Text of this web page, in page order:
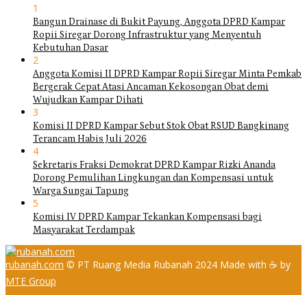
1
Bangun Drainase di Bukit Payung, Anggota DPRD Kampar
Ropii Siregar Dorong Infrastruktur yang Menyentuh
Kebutuhan Dasar
2
Anggota Komisi II DPRD Kampar Ropii Siregar Minta Pemkab
Bergerak Cepat Atasi Ancaman Kekosongan Obat demi
Wujudkan Kampar Dihati
3
Komisi II DPRD Kampar Sebut Stok Obat RSUD Bangkinang
Terancam Habis Juli 2026
4
Sekretaris Fraksi Demokrat DPRD Kampar Rizki Ananda
Dorong Pemulihan Lingkungan dan Kompensasi untuk
Warga Sungai Tapung
5
Komisi IV DPRD Kampar Tekankan Kompensasi bagi
Masyarakat Terdampak
rubanah.com © PT Ruang Media Rubanah 2024 Made with ☕ by
MTE Group